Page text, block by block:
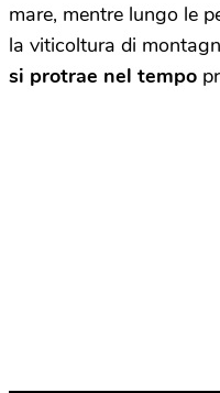
mare, mentre lungo le
la viticoltura di
si protrae nel tempo